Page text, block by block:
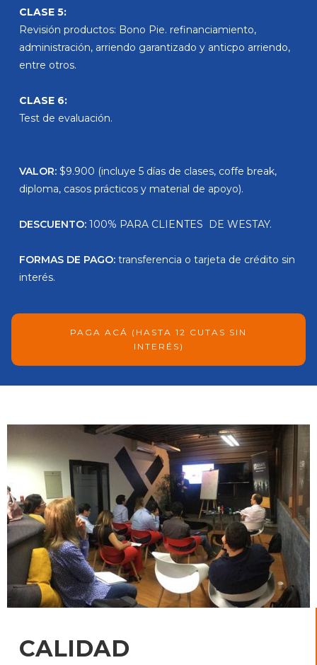
CLASE 5:
Revisión productos: Bono Pie. refinanciamiento,
administración, arriendo garantizado y anticpo arriendo,
entre otros.
CLASE 6:
Test de evaluación.
VALOR: $9.900 (incluye 5 días de clases, coffe break,
diploma, casos prácticos y material de apoyo).
DESCUENTO: 100% PARA CLIENTES DE WESTAY.
FORMAS DE PAGO: transferencia o tarjeta de crédito sin
interés.
PAGA ACÁ (HASTA 12 CUTAS SIN
INTERÉS)
CALIDAD